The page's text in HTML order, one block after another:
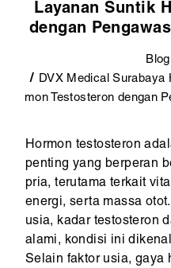
Layanan Suntik
dengan
Blog
DVX Medical Surabaya
mon Testosteron dengan
Hormon testosteron
penting yang berperan
pria, terutama terkait
energi, serta massa
usia, kadar testosteron
alami, kondisi ini
Selain faktor usia, gaya